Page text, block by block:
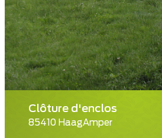
Clôture d'enclos
85410 HaagAmper